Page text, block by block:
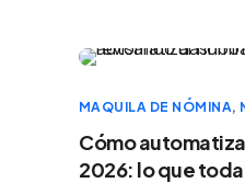
MAQUILA DE NÓMINA,
Cómo
2026: lo que